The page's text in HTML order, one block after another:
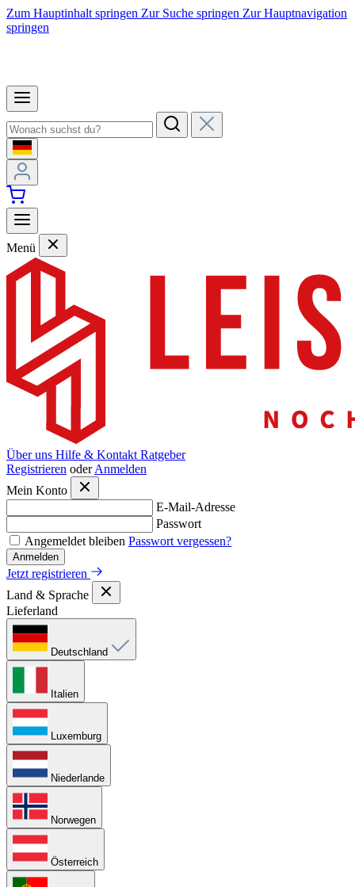
Zum Hauptinhalt springen Zur Suche springen Zur Hauptnavigation
springen
Menü
Über uns Hilfe & Kontakt Ratgeber
Registrieren oder Anmelden
Mein Konto
E-Mail-Adresse
Passwort
Angemeldet bleiben Passwort vergessen?
Anmelden
Jetzt registrieren
Land & Sprache
Lieferland
Deutschland
Italien
Luxemburg
Niederlande
Norwegen
Österreich